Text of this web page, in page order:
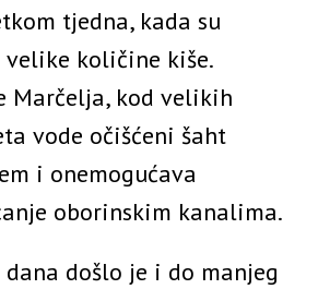
tjedna, kada su
količine kiše.
Marčelja, kod velikih
vode očišćeni šaht
i onemogućava
oborinskim kanalima.
došlo je i do manjeg